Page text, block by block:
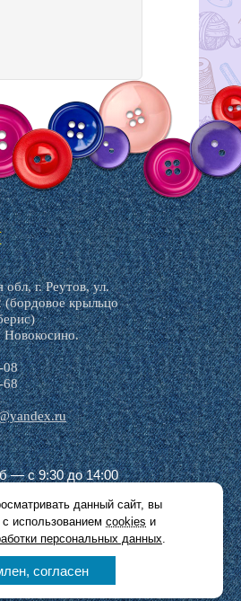
г. Реутов, ул.
(бордовое крыльцо
08
68
— с 9:30 до 14:00
иглы
данный сайт, вы
использованием cookies и
персональных данных.
согласен